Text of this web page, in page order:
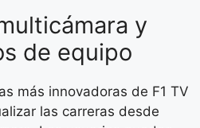
y
de equipo
más innovadoras de F1 TV
las carreras desde